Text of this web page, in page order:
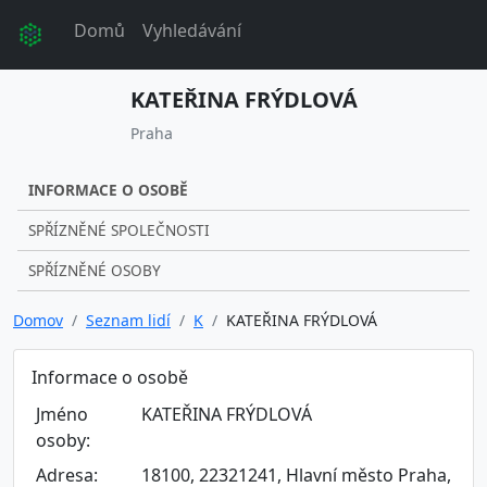
Domů Vyhledávání
KATEŘINA FRÝDLOVÁ
Praha
INFORMACE O OSOBĚ
SPŘÍZNĚNÉ SPOLEČNOSTI
SPŘÍZNĚNÉ OSOBY
Domov Seznam lidí K KATEŘINA FRÝDLOVÁ
Informace o osobě
Jméno
osoby:
KATEŘINA FRÝDLOVÁ
Adresa: 18100, 22321241, Hlavní město Praha,